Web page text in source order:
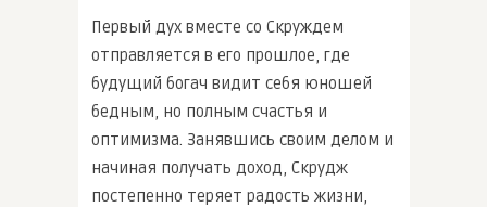
Первый дух вместе со Скруждем
отправляется в его прошлое, где
будущий богач видит себя юношей
бедным, но полным счастья и
оптимизма. Занявшись своим делом и
начиная получать доход, Скрудж
постепенно теряет радость жизни,